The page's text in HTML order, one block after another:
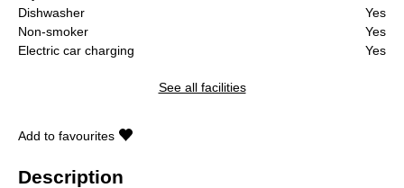
Dishwasher
Yes
Non-smoker
Yes
Electric car charging
Yes
See all facilities
Add to favourites
Description